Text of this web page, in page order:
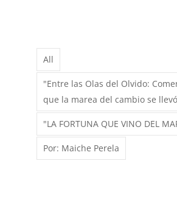
All
"Entre las Olas del Olvido:
que la marea del cambio se
"LA FORTUNA QUE VINO DEL
Por: Maiche Perela